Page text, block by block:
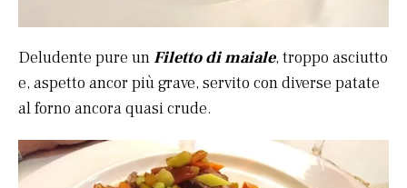
Deludente pure unFiletto di maiale, troppo asciutto
e, aspetto ancor più grave, servito con diverse patate
al forno ancora quasi crude.